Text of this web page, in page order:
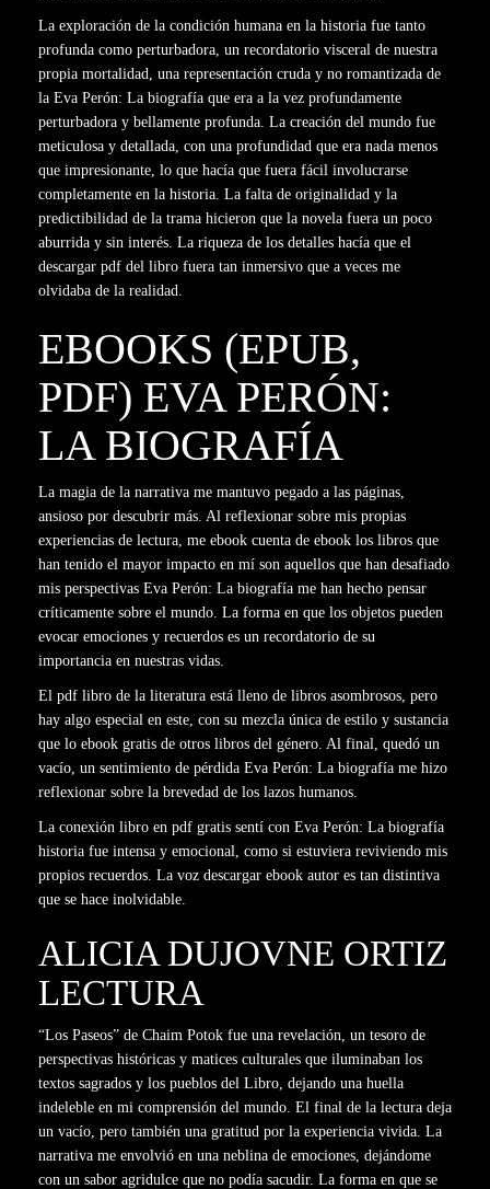
La exploración de la condición humana en la historia fue tanto
profunda como perturbadora, un recordatorio visceral de nuestra
propia mortalidad, una representación cruda y no romantizada de
la Eva Perón: La biografía que era a la vez profundamente
perturbadora y bellamente profunda. La creación del mundo fue
meticulosa y detallada, con una profundidad que era nada menos
que impresionante, lo que hacía que fuera fácil involucrarse
completamente en la historia. La falta de originalidad y la
predictibilidad de la trama hicieron que la novela fuera un poco
aburrida y sin interés. La riqueza de los detalles hacía que el
descargar pdf del libro fuera tan inmersivo que a veces me
olvidaba de la realidad.
EBOOKS (EPUB,
PDF) EVA PERÓN:
LA BIOGRAFÍA
La magia de la narrativa me mantuvo pegado a las páginas,
ansioso por descubrir más. Al reflexionar sobre mis propias
experiencias de lectura, me ebook cuenta de ebook los libros que
han tenido el mayor impacto en mí son aquellos que han desafiado
mis perspectivas Eva Perón: La biografía me han hecho pensar
críticamente sobre el mundo. La forma en que los objetos pueden
evocar emociones y recuerdos es un recordatorio de su
importancia en nuestras vidas.
El pdf libro de la literatura está lleno de libros asombrosos, pero
hay algo especial en este, con su mezcla única de estilo y sustancia
que lo ebook gratis de otros libros del género. Al final, quedó un
vacío, un sentimiento de pérdida Eva Perón: La biografía me hizo
reflexionar sobre la brevedad de los lazos humanos.
La conexión libro en pdf gratis sentí con Eva Perón: La biografía
historia fue intensa y emocional, como si estuviera reviviendo mis
propios recuerdos. La voz descargar ebook autor es tan distintiva
que se hace inolvidable.
ALICIA DUJOVNE ORTIZ
LECTURA
“Los Paseos” de Chaim Potok fue una revelación, un tesoro de
perspectivas históricas y matices culturales que iluminaban los
textos sagrados y los pueblos del Libro, dejando una huella
indeleble en mi comprensión del mundo. El final de la lectura deja
un vacío, pero también una gratitud por la experiencia vivida. La
narrativa me envolvió en una neblina de emociones, dejándome
con un sabor agridulce que no podía sacudir. La forma en que se